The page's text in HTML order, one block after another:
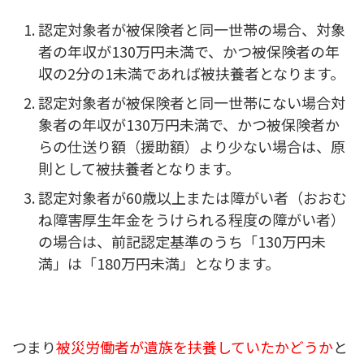
認定対象者が被保険者と同一世帯の場合、対象
者の年収が130万円未満で、かつ被保険者の年
収の2分の1未満であれば被扶養者となります。
認定対象者が被保険者と同一世帯にない場合対
象者の年収が130万円未満で、かつ被保険者か
らの仕送り額（援助額）より少ない場合は、原
則として被扶養者となります。
認定対象者が60歳以上または障がい者（おおむ
ね障害厚生年金をうけられる程度の障がい者）
の場合は、前記認定基準のうち「130万円未
満」は「180万円未満」となります。
つまり被災労働者が遺族を扶養していたかどうかと